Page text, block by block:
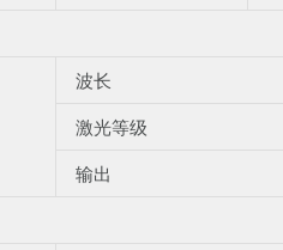
波长
激光等级
输出